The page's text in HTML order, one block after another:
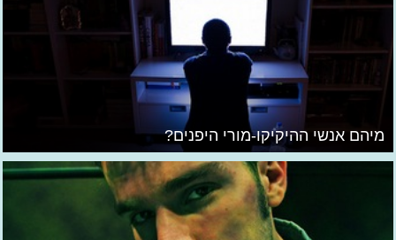
מיהם אנשי ההיקיקו-מורי היפנים?